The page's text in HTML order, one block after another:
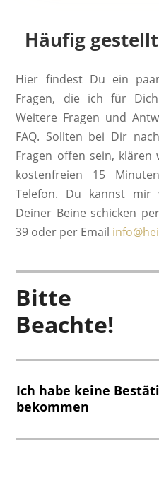
Häufig
Hier findest Du ein
Fragen, die ich für Dich
Weitere Fragen und
FAQ. Sollten bei Dir
Fragen offen sein,
kostenfreien 15
Telefon. Du kannst mir
Deiner Beine schicken
39 oder per Email
Bitte
Beachte!
Ich habe keine
bekommen